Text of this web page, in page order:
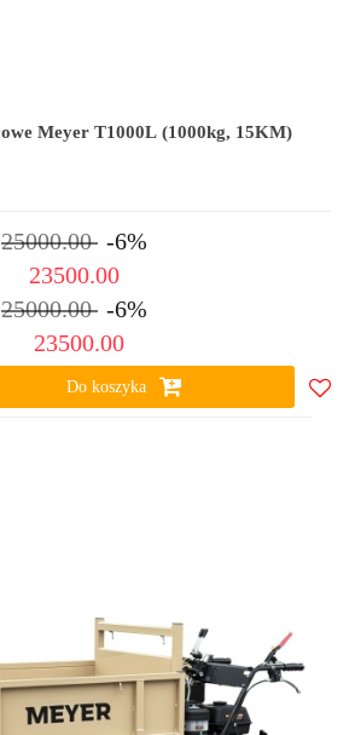
Meyer T1000L (1000kg, 15KM)
25000.00 -6%
23500.00
25000.00 -6%
23500.00
Do koszyka